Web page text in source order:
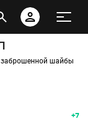
заброшенной шайбы
+7